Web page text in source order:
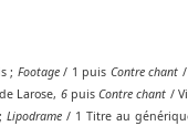
; Footage/ 1 puis Contre chant
Larose, 6puisContre chant /
Lipodrame / 1 Titre au